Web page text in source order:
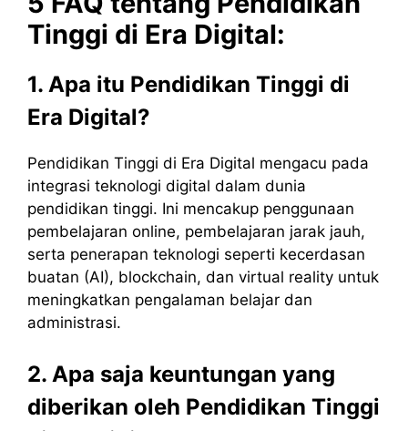
Tinggi di Era Digital:
1. Apa itu Pendidikan Tinggi di
Era Digital?
Pendidikan Tinggi di Era Digital mengacu pada
integrasi teknologi digital dalam dunia
pendidikan tinggi. Ini mencakup penggunaan
pembelajaran online, pembelajaran jarak jauh,
serta penerapan teknologi seperti kecerdasan
buatan (AI), blockchain, dan virtual reality untuk
meningkatkan pengalaman belajar dan
administrasi.
2. Apa saja keuntungan yang
diberikan oleh Pendidikan Tinggi